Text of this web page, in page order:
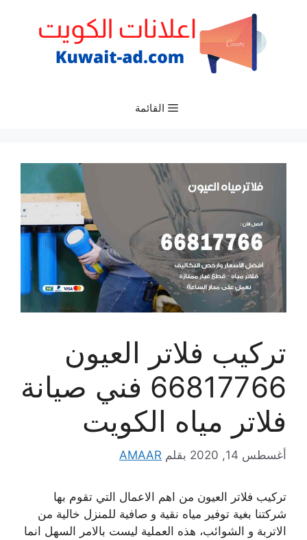
القائمة
تركيب فلاتر العيون
66817766 فني صيانة
فلاتر مياه الكويت
أغسطس 14, 2020 بقلم AMAAR
تركيب فلاتر العيون من اهم الاعمال التي تقوم بها
شركتنا بغية توفير مياه نقية و صافية للمنزل خالية من
الاتربة و الشوائب، هذه العملية ليست بالامر السهل انما